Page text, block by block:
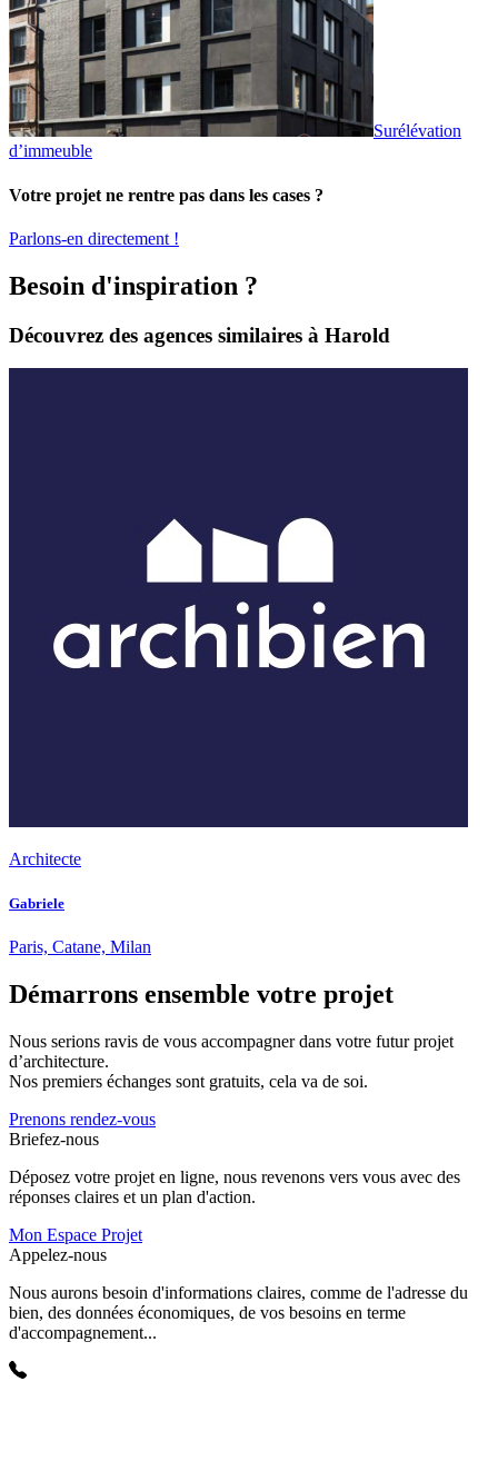
Surélévation
d’immeuble
Votre projet ne rentre pas dans les cases ?
Parlons-en directement !
Besoin d'inspiration ?
Découvrez des agences similaires à Harold
Architecte
Gabriele
Paris, Catane, Milan
Démarrons ensemble votre projet
Nous serions ravis de vous accompagner dans votre futur projet
d’architecture.
Nos premiers échanges sont gratuits, cela va de soi.
Prenons rendez-vous
Briefez-nous
Déposez votre projet en ligne, nous revenons vers vous avec des
réponses claires et un plan d'action.
Mon Espace Projet
Appelez-nous
Nous aurons besoin d'informations claires, comme de l'adresse du
bien, des données économiques, de vos besoins en terme
d'accompagnement...